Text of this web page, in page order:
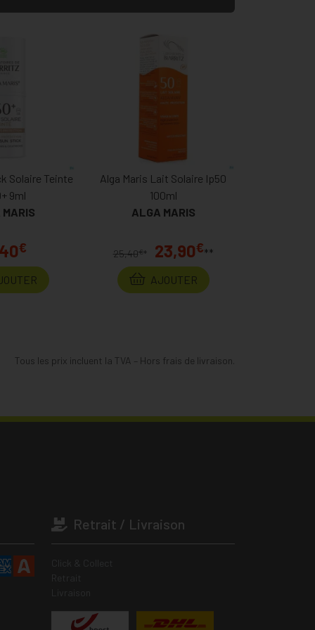
Solaire Teinte
9ml
€
Alga Maris Lait Solaire Ip50
100ml
ALGA MARIS
25,40€ * 23,90€**
AJOUTER
Tous les prix incluent la TVA – Hors frais de livraison.
Retrait / Livraison